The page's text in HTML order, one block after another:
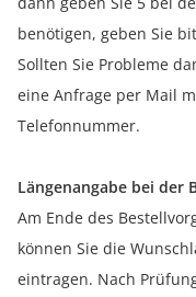
benötigen, geben Sie
Sollten Sie Probleme
eine Anfrage per Mail
Telefonnummer.
Längenangabe bei der
Am Ende des
können Sie die
eintragen. Nach